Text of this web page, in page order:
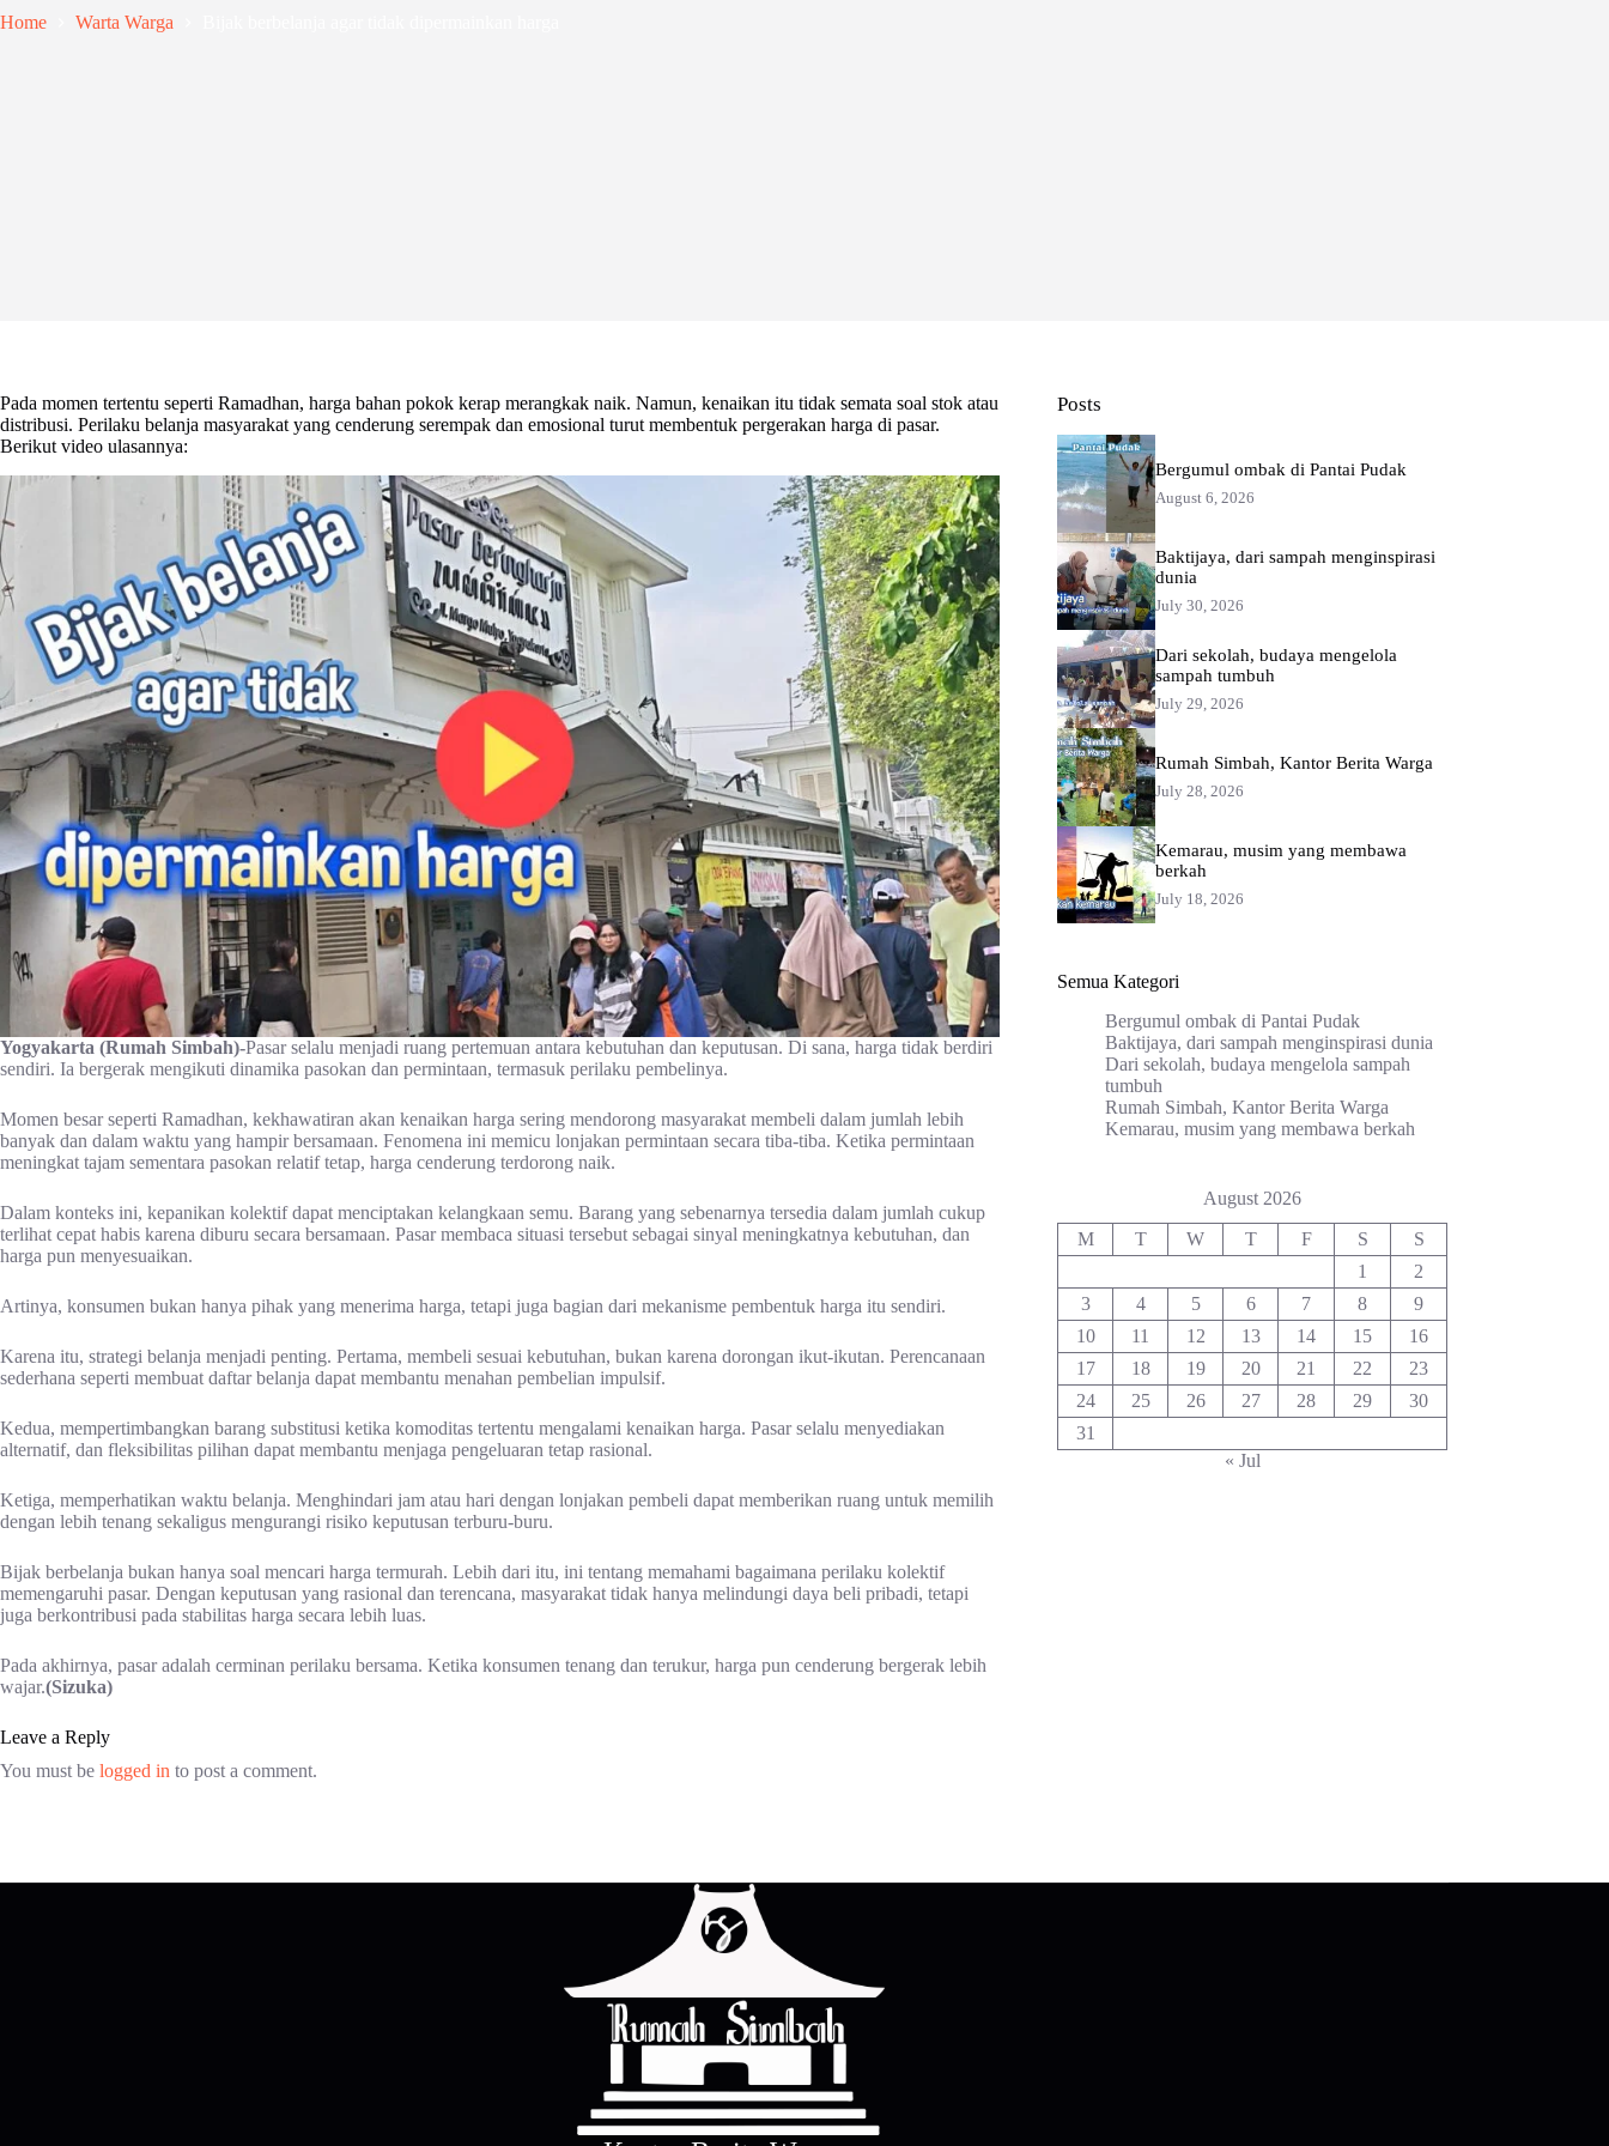
Home Warta Warga
Pada momen tertentu seperti Ramadhan, harga bahan pokok kerap merangkak naik. Namun, kenaikan itu tidak semata soal stok atau
distribusi. Perilaku belanja masyarakat yang cenderung serempak dan emosional turut membentuk pergerakan harga di pasar.
Berikut video ulasannya:
Yogyakarta (Rumah Simbah)-Pasar selalu menjadi ruang pertemuan antara kebutuhan dan keputusan. Di sana, harga tidak berdiri
sendiri. Ia bergerak mengikuti dinamika pasokan dan permintaan, termasuk perilaku pembelinya.
Momen besar seperti Ramadhan, kekhawatiran akan kenaikan harga sering mendorong masyarakat membeli dalam jumlah lebih
banyak dan dalam waktu yang hampir bersamaan. Fenomena ini memicu lonjakan permintaan secara tiba-tiba. Ketika permintaan
meningkat tajam sementara pasokan relatif tetap, harga cenderung terdorong naik.
Dalam konteks ini, kepanikan kolektif dapat menciptakan kelangkaan semu. Barang yang sebenarnya tersedia dalam jumlah cukup
terlihat cepat habis karena diburu secara bersamaan. Pasar membaca situasi tersebut sebagai sinyal meningkatnya kebutuhan, dan
harga pun menyesuaikan.
Artinya, konsumen bukan hanya pihak yang menerima harga, tetapi juga bagian dari mekanisme pembentuk harga itu sendiri.
Karena itu, strategi belanja menjadi penting. Pertama, membeli sesuai kebutuhan, bukan karena dorongan ikut-ikutan. Perencanaan
sederhana seperti membuat daftar belanja dapat membantu menahan pembelian impulsif.
Kedua, mempertimbangkan barang substitusi ketika komoditas tertentu mengalami kenaikan harga. Pasar selalu menyediakan
alternatif, dan fleksibilitas pilihan dapat membantu menjaga pengeluaran tetap rasional.
Ketiga, memperhatikan waktu belanja. Menghindari jam atau hari dengan lonjakan pembeli dapat memberikan ruang untuk memilih
dengan lebih tenang sekaligus mengurangi risiko keputusan terburu-buru.
Bijak berbelanja bukan hanya soal mencari harga termurah. Lebih dari itu, ini tentang memahami bagaimana perilaku kolektif
memengaruhi pasar. Dengan keputusan yang rasional dan terencana, masyarakat tidak hanya melindungi daya beli pribadi, tetapi
juga berkontribusi pada stabilitas harga secara lebih luas.
Pada akhirnya, pasar adalah cerminan perilaku bersama. Ketika konsumen tenang dan terukur, harga pun cenderung bergerak lebih
wajar.(Sizuka)
Leave a Reply
You must be logged in to post a comment.
Posts
Bergumul ombak di Pantai Pudak
August 6, 2026
Baktijaya, dari sampah menginspirasi
dunia
July 30, 2026
Dari sekolah, budaya mengelola
sampah tumbuh
July 29, 2026
Rumah Simbah, Kantor Berita Warga
July 28, 2026
Kemarau, musim yang membawa
berkah
July 18, 2026
Semua Kategori
Bergumul ombak di Pantai Pudak
Baktijaya, dari sampah menginspirasi dunia
Dari sekolah, budaya mengelola sampah
tumbuh
Rumah Simbah, Kantor Berita Warga
Kemarau, musim yang membawa berkah
August 2026
M T W T F S
S
1
2
3
4 5 6 7 8
9
10
11 12 13 14 15
16
17
18 19 20 21 22
23
24
25 26 27 28 29
30
31
« Jul